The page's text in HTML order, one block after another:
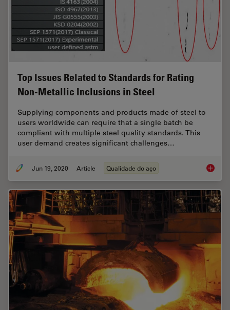
Top Issues Related to Standards for Rating
Non-Metallic Inclusions in Steel
Supplying components and products made of steel to
users worldwide can require that a single batch be
compliant with multiple steel quality standards. This
user demand creates significant challenges…
Jun 19, 2020 Article Qualidade do aço Top